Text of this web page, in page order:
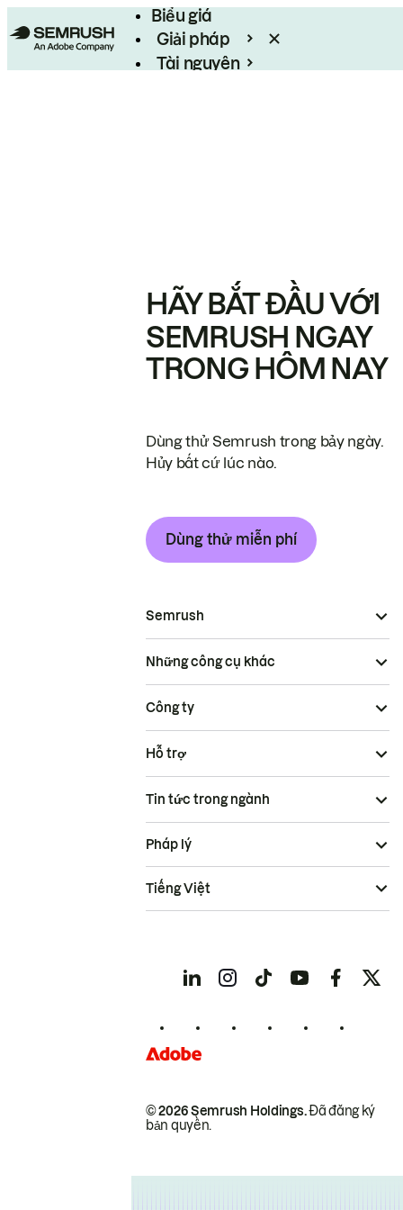
Biểu giá
Giải pháp
Tài nguyên
HÃY BẮT ĐẦU VỚI
SEMRUSH NGAY
TRONG HÔM NAY
Dùng thử Semrush trong bảy ngày.
Hủy bất cứ lúc nào.
Dùng thử miễn phí
Semrush
Những công cụ khác
Công ty
Hỗ trợ
Tin tức trong ngành
© 2026 Semrush Holdings.Đã đăng ký
bản quyền.
Pháp lý
Tiếng Việt